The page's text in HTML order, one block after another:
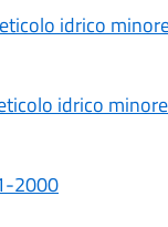
idrico
idrico
2000